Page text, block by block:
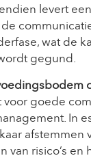
levert
wat de
gegund.
voor goede
In
afstemmen
van risico’s en